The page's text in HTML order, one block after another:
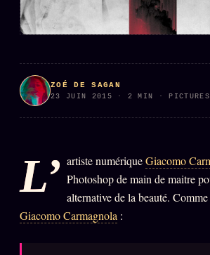
PRÉDICTIONS
L'ORACLE Z/S
Chat Oracle
Oracle Analyse
Oracle Éclair
Oracle Couples
ZOÉ DE SAGAN
23 JUIN 2015 · 2 MIN · PICTURES
L’ artiste numériqueGiacomo
Photoshop de main de maitre
alternative de la beauté.
Giacomo Carmagnola :